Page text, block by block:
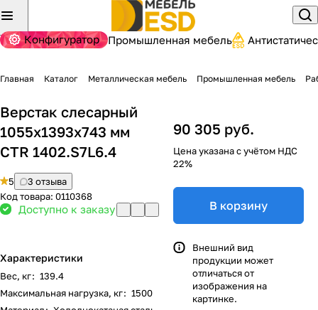
Конфигуратор Промышленная мебель
Главная Каталог Металлическая мебель Промышленная мебель
Верстак слесарный
1055x1393x743 мм
CTR 1402.S7L6.4
5
3 отзыва
Код товара: 0110368
Доступно к заказу
Характеристики
Вес, кг: 139.4
Максимальная нагрузка, кг: 1500
90 305 руб.
Цена указана с учётом НДС
22%
В корзину
Внешний вид
продукции может
отличаться от
изображения на
картинке.